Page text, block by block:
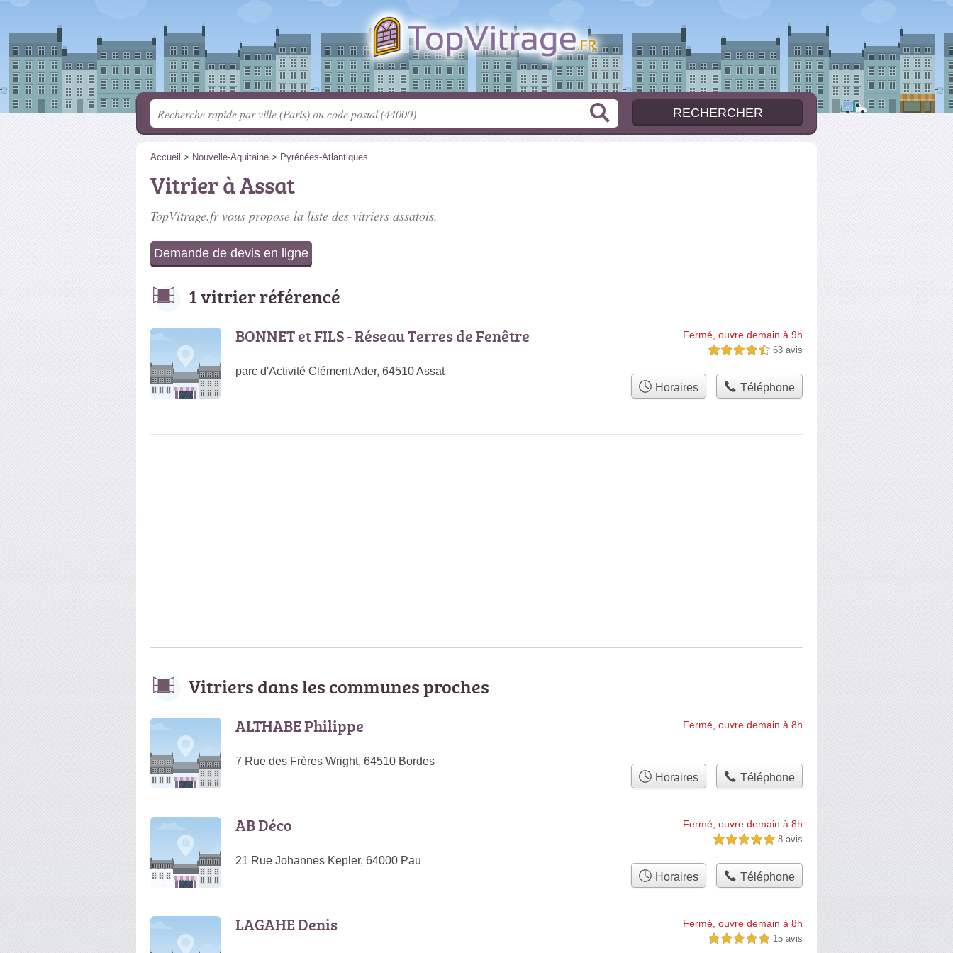
Accueil > Nouvelle-Aquitaine > Pyrénées-Atlantiques
Vitrier à Assat
TopVitrage.fr vous propose la liste des vitriers assatois.
Demande de devis en ligne
1 vitrier référencé
BONNET et FILS - Réseau Terres de Fenêtre
parc d'Activité Clément Ader, 64510 Assat
Fermé, ouvre demain à 9h
4,5 étoiles sur 5 63 avis
Horaires Téléphone
Vitriers dans les communes proches
ALTHABE Philippe
7 Rue des Frères Wright, 64510 Bordes
Fermé, ouvre demain à 8h
Horaires Téléphone
AB Déco
21 Rue Johannes Kepler, 64000 Pau
Fermé, ouvre demain à 8h
5,0 étoiles sur 5 8 avis
Horaires Téléphone
LAGAHE Denis Fermé, ouvre demain à 8h
5,0 étoiles sur 5 15 avis